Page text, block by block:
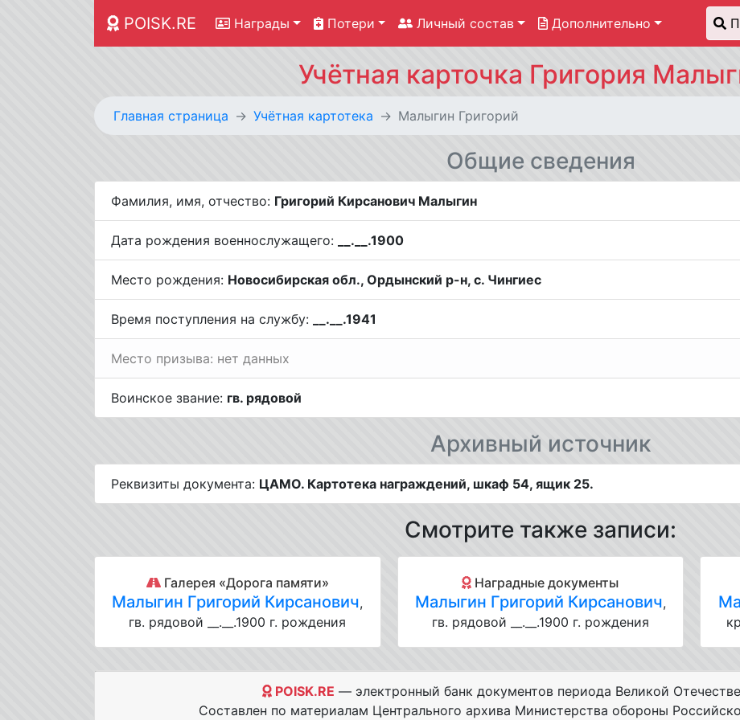
POISK.RE Награды Потери Личный состав Дополнительно
Учётная карточка Григория
Главная страница Учётная картотека Малыгин Григорий
Общие сведения
Фамилия, имя, отчество: Григорий Кирсанович Малыгин
Дата рождения военнослужащего: __.__.1900
Место рождения: Новосибирская обл., Ордынский р-н, с. Чингиес
Время поступления на службу: __.__.1941
Место призыва: нет данных
Воинское звание: гв. рядовой
Архивный источник
Реквизиты документа: ЦАМО. Картотека награждений, шкаф 54, ящик 25.
Смотрите также записи:
Галерея «Дорога памяти»
Малыгин Григорий Кирсанович,
гв. рядовой __.__.1900 г. рождения
Наградные документы
Малыгин Григорий Кирсанович,
гв. рядовой __.__.1900 г. рождения
POISK.RE — электронный банк документов периода Великой
Составлен по материалам Центрального архива Министерства обороны